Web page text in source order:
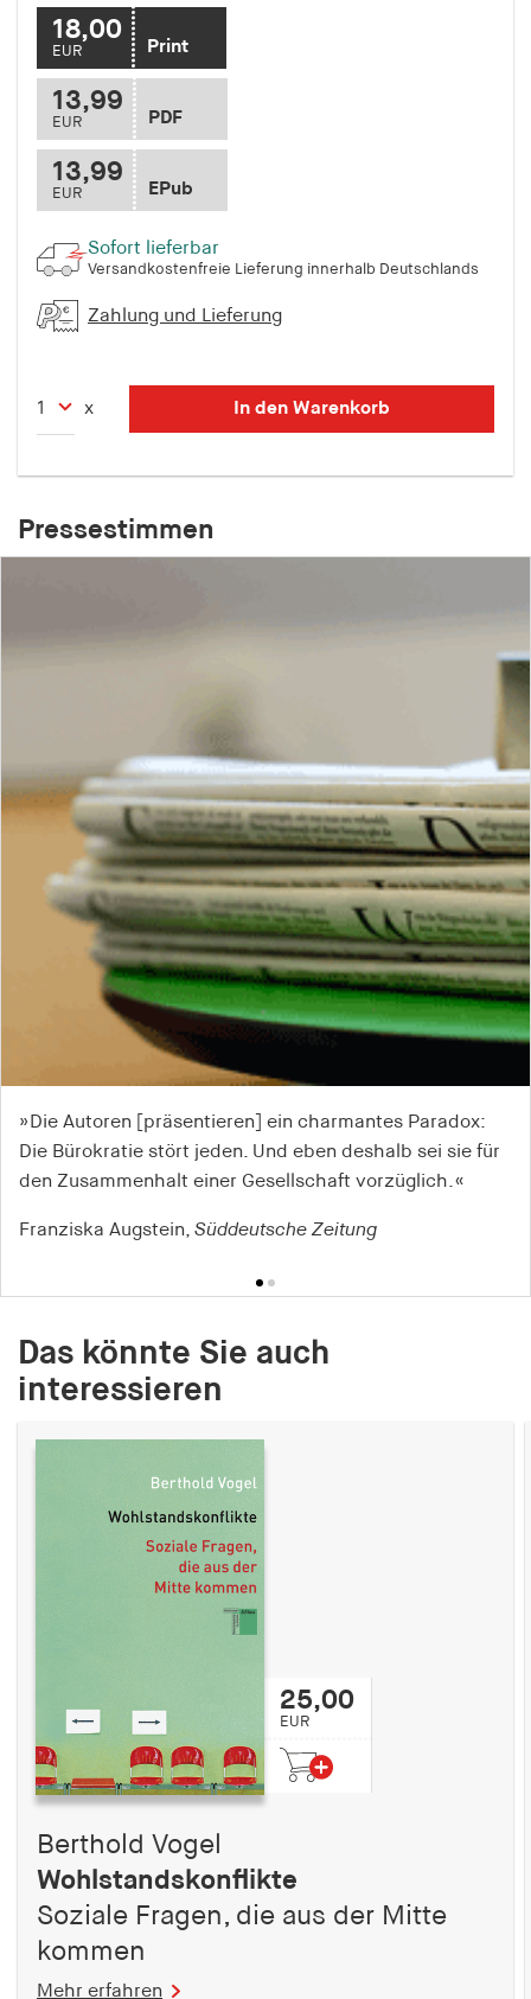
18,00
EUR Print
13,99
EUR PDF
13,99
EUR EPub
Sofort lieferbar
Versandkostenfreie Lieferung innerhalb Deutschlands
Zahlung und Lieferung
x In den Warenkorb
Pressestimmen
»Die Autoren [präsentieren] ein charmantes Paradox:
Die Bürokratie stört jeden. Und eben deshalb sei sie für
den Zusammenhalt einer Gesellschaft vorzüglich.«
Franziska Augstein, Süddeutsche Zeitung
»Lange Zeit haftete dem Wort Bürokratie etwas
eindeutig Negatives an. ... Nun stimmen drei Autoren
geradezu ein Loblied auf die Bürokratie an.«
Gunther Hartwig,Schwäbische Post
Das könnte Sie auch
interessieren
25,00
EUR
Berthold Vogel
Wohlstandskonflikte
Soziale Fragen, die aus der Mitte
kommen
Mehr erfahren